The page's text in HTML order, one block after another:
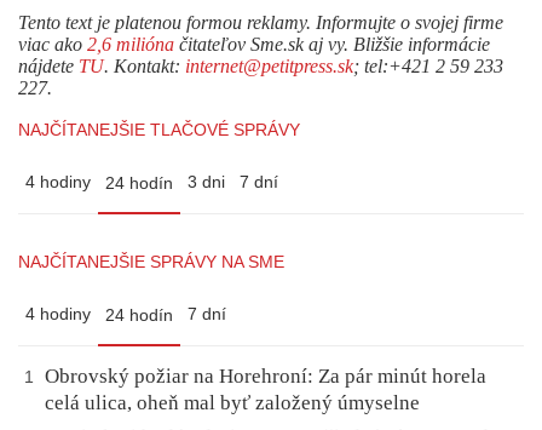
Tento text je platenou formou reklamy. Informujte o svojej firme
viac ako 2,6 milióna čitateľov Sme.sk aj vy. Bližšie informácie
nájdete TU. Kontakt: internet@petitpress.sk; tel:+421 2 59 233
227.
NAJČÍTANEJŠIE TLAČOVÉ SPRÁVY
4 hodiny 24 hodín 3 dni 7 dní
NAJČÍTANEJŠIE SPRÁVY NA SME
4 hodiny 24 hodín 7 dní
1
Obrovský požiar na Horehroní: Za pár minút horela
celá ulica, oheň mal byť založený úmyselne